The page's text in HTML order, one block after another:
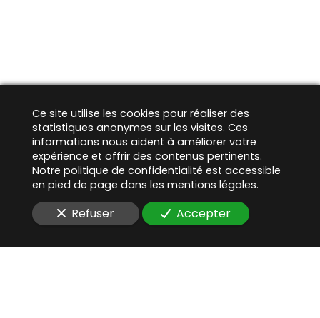
Ce site utilise les cookies pour réaliser des
statistiques anonymes sur les visites. Ces
informations nous aident à améliorer votre
expérience et offrir des contenus pertinents.
Notre politique de confidentialité est accessible
en pied de page dans les mentions légales.
Refuser Accepter